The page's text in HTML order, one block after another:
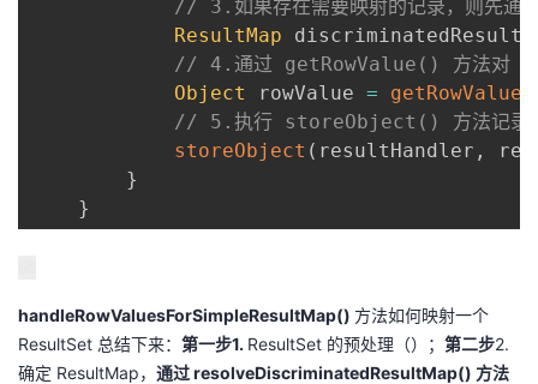
// 3.如果存在需要映射的记录，则先
ResultMap
// 4.通过 getRowValue() 方法对
Object
rowValue = getRowValue
// 5.执行 storeObject() 方法记录步
storeObject ( resultHandler ,
}
}
handleRowValuesForSimpleResultMap() 方法如何映射一个
ResultSet 总结下来： 第一步1. ResultSet 的预处理（）； 第二步2.
确定 ResultMap， 通过 resolveDiscriminatedResultMap() 方法